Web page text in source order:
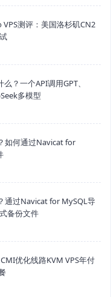
测评：美国洛杉矶CN2
？一个API调用GPT、
多模型
如何通过Navicat for
通过Navicat for MySQL导
备份文件
优化线路KVM VPS年付